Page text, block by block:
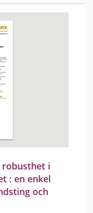
robusthet i
: en enkel
och